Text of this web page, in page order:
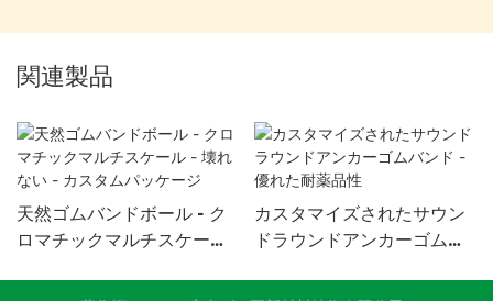
関連製品
天然ゴムバンドボール - ク
ロマチックマルチスケール
カスタマイズされたサウン
ドラウンドアンカーゴムバ